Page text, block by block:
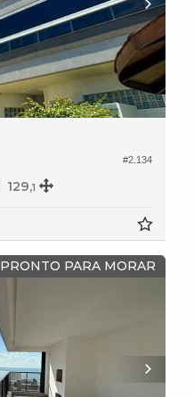
#2.134
129,1
PRONTO PARA MORAR